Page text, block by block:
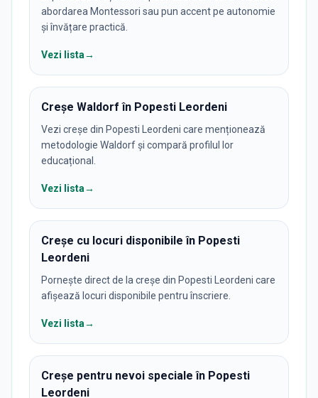
abordarea Montessori sau pun accent pe autonomie
și învățare practică.
Vezi lista→
Creșe Waldorf în Popesti Leordeni
Vezi creșe din Popesti Leordeni care menționează
metodologie Waldorf și compară profilul lor
educațional.
Vezi lista→
Creșe cu locuri disponibile în Popesti
Leordeni
Pornește direct de la creșe din Popesti Leordeni care
afișează locuri disponibile pentru înscriere.
Vezi lista→
Creșe pentru nevoi speciale în Popesti
Leordeni